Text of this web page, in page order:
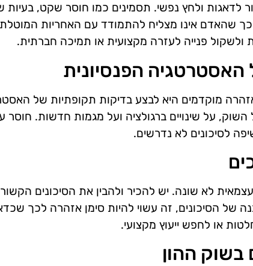
לדאגות ולחץ נפשי. תסמינים כמו חוסר שקט, בעיות
כך שהאדם אינו מצליח להתמודד עם האחריות המוטלת
פנייה לעזרה מקצועית או תמיכה חברתית.
הפנסיונית
מוקדמים היא לבצע בדיקות תקופתיות של
על שינויים ברגולציה ועל מגמות חדשות. חוסר
לסיכונים לא נדרשים.
לא שונה. יש להכיר ולהבין את הסיכונים
של הסיכונים, זה עשוי להיות סימן אזהרה לכך
או לחפש ייעוץ מקצועי.
בשוק ההון